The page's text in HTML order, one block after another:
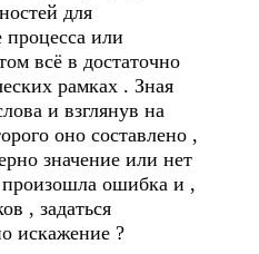
для
процесса или
всё в достаточно
рамках . Зная
и взглянув на
оно составлено ,
значение или нет
произошла ошибка и ,
, задаться
искажение ?